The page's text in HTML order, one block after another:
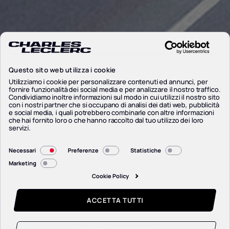
Questo sito web utilizza i cookie
Utilizziamo i cookie per personalizzare contenuti ed annunci, per
fornire funzionalità dei social media e per analizzare il nostro traffico.
Condividiamo inoltre informazioni sul modo in cui utilizzi il nostro sito
con i nostri partner che si occupano di analisi dei dati web, pubblicità
e social media, i quali potrebbero combinarle con altre informazioni
che hai fornito loro o che hanno raccolto dal tuo utilizzo dei loro
servizi.
Selezione
del
Necessari Preferenze
Statistiche
Marketing
Cookie Policy
ACCETTA TUTTI